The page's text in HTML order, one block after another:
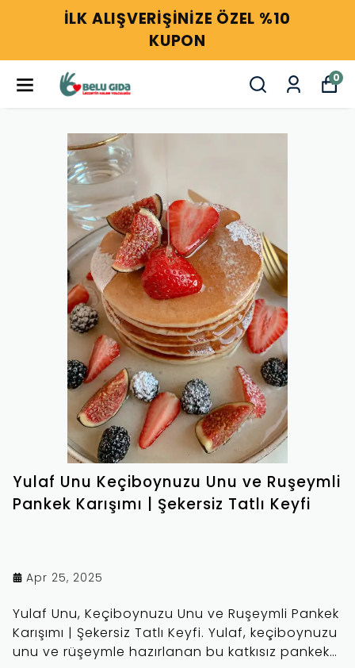
İLK ALIŞVERİŞİNİZE ÖZEL %10
KUPON
0
Yulaf Unu Keçiboynuzu Unu ve Ruşeymli
Pankek Karışımı | Şekersiz Tatlı Keyfi
Apr 25, 2025
Yulaf Unu, Keçiboynuzu Unu ve Ruşeymli Pankek
Karışımı | Şekersiz Tatlı Keyfi. Yulaf, keçiboynuzu
unu ve rüşeymle hazırlanan bu katkısız pankek